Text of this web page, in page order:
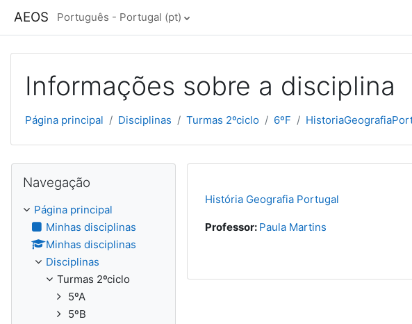
AEOS Português - Portugal ‎(pt)‎
Informações sobre a disciplina
Página principal Disciplinas Turmas 2ºciclo 6ºF
História Geografia Portugal
Professor: Paula Martins
Navegação
Página principal
Minhas disciplinas
Minhas disciplinas
Disciplinas
Turmas 2ºciclo
5ºA
5ºB